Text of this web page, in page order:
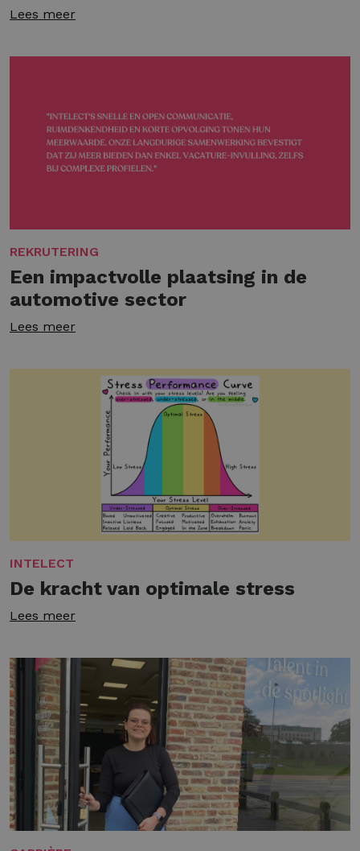
Lees meer
REKRUTERING
Een impactvolle plaatsing in de
automotive sector
Lees meer
INTELECT
De kracht van optimale stress
Lees meer